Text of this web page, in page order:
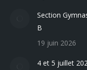
Section
B
19 juin 2026
4 et 5 juillet